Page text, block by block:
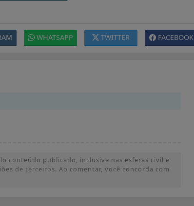
FACEBOOK
TWITTER
WHATSAPP
conteúdo publicado, inclusive nas esferas civil e
de terceiros. Ao comentar, você concorda com